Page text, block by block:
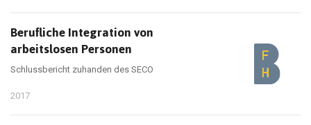
Berufliche Integration von
arbeitslosen Personen
Schlussbericht zuhanden des SECO
2017